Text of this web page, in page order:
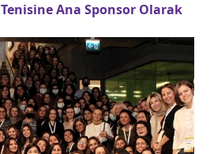
Ana Sponsor Olarak